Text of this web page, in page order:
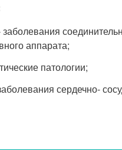
аппарата;
патологии;
сердечно-